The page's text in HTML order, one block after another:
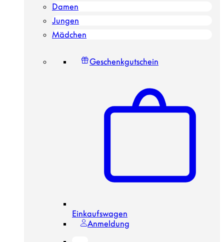
Damen
Jungen
Mädchen
Geschenkgutschein
Einkaufswagen
Anmeldung